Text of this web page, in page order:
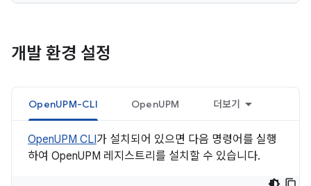
개발 환경 설정
OpenUPM-CLI OpenUPM 더보기
OpenUPM CLI가 설치되어 있으면 다음 명령어를 실행
하여 OpenUPM 레지스트리를 설치할 수 있습니다.